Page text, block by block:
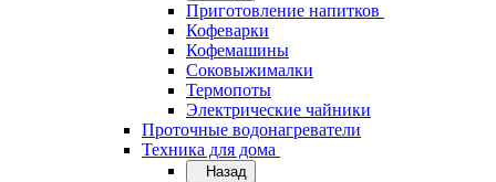
Приготовление напитков
Кофеварки
Кофемашины
Соковыжималки
Термопоты
Электрические чайники
Проточные водонагреватели
Техника для дома
Назад